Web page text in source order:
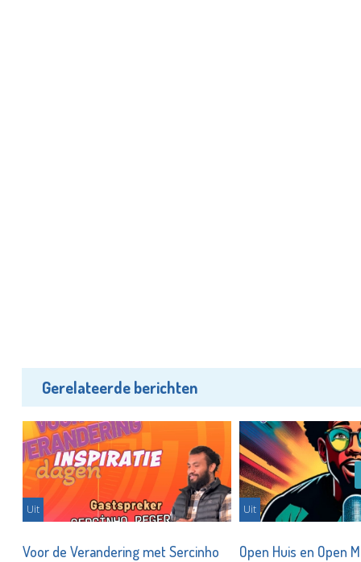
Gerelateerde berichten
Uit
Voor de Verandering met Sercinho
Uit
Open Huis en Open